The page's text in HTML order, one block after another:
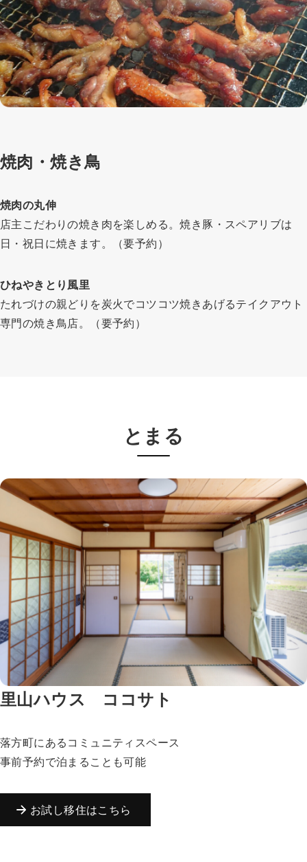
焼肉・焼き鳥
焼肉の丸伸
店主こだわりの焼き肉を楽しめる。焼き豚・スペアリブは
日・祝日に焼きます。（要予約）
ひねやきとり風里
たれづけの親どりを炭火でコツコツ焼きあげるテイクアウト
専門の焼き鳥店。（要予約）
とまる
里山ハウス ココサト
落方町にあるコミュニティスペース
事前予約で泊まることも可能
お試し移住はこちら